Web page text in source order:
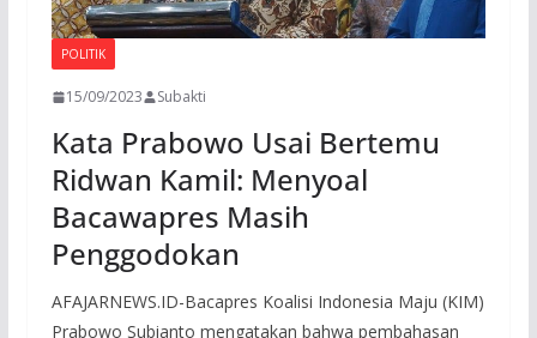
POLITIK
15/09/2023 Subakti
Kata Prabowo Usai Bertemu
Ridwan Kamil: Menyoal
Bacawapres Masih
Penggodokan
AFAJARNEWS.ID-Bacapres Koalisi Indonesia Maju (KIM)
Prabowo Subianto mengatakan bahwa pembahasan